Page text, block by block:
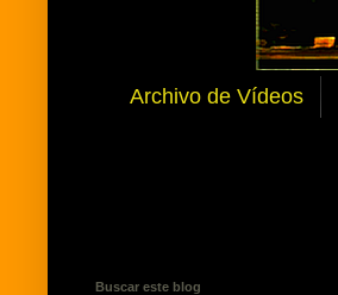
Archivo de Vídeos
Buscar este blog